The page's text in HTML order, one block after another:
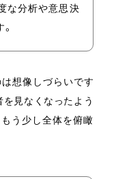
な分析や意思決
想像しづらいです
を見なくなったよう
う少し全体を俯瞰